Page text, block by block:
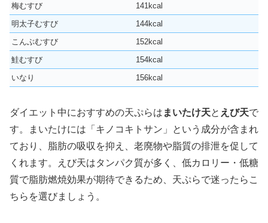
梅むすび
141kcal
明太子むすび
144kcal
こんぶむすび
152kcal
鮭むすび
154kcal
いなり
156kcal
ダイエット中におすすめの天ぷらは まいたけ天と えび天で
す。まいたけには「キノコキトサン」という成分が含まれ
ており、脂肪の吸収を抑え、老廃物や脂質の排泄を促して
くれます。えび天はタンパク質が多く、低カロリー・低糖
質で脂肪燃焼効果が期待できるため、天ぷらで迷ったらこ
ちらを選びましょう。